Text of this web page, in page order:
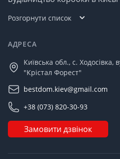
Розгорнути список
АДРЕСА
Київська обл., с.
"Крістал Форест"
bestdom.kiev@gmail.com
+38 (073) 820-30-93
Замовити дзвінок